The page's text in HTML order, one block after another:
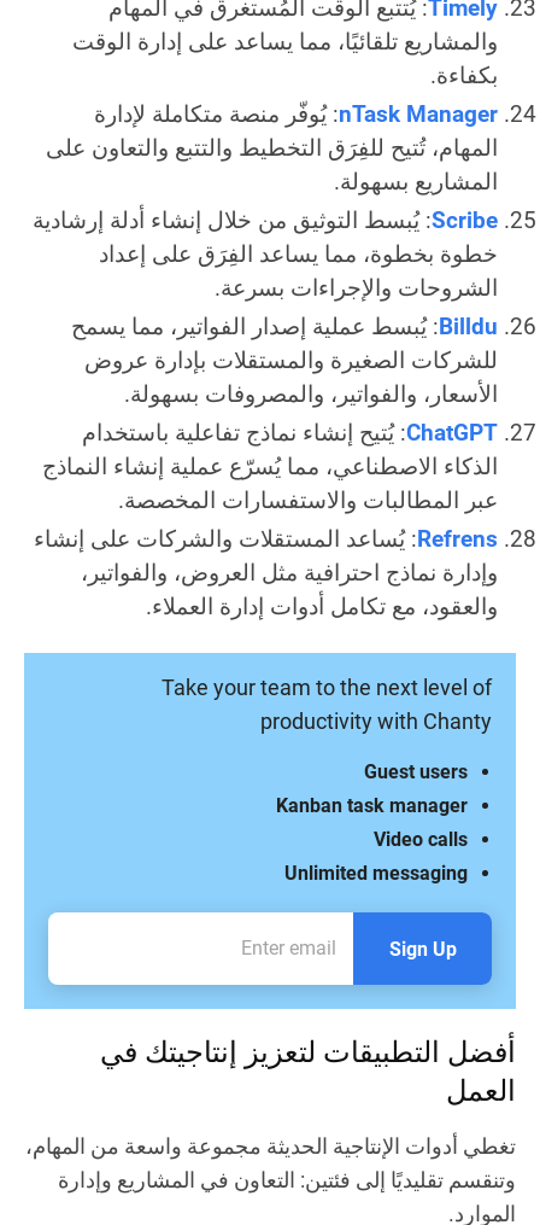
Timely: يُتتبع الوقت المُستغرق في المهام
والمشاريع تلقائيًا، مما يساعد على إدارة الوقت
بكفاءة.
nTask Manager: يُوفّر منصة متكاملة لإدارة
المهام، تُتيح للفِرَق التخطيط والتتبع والتعاون على
المشاريع بسهولة.
Scribe: يُبسط التوثيق من خلال إنشاء أدلة إرشادية
خطوة بخطوة، مما يساعد الفِرَق على إعداد
الشروحات والإجراءات بسرعة.
Billdu: يُبسط عملية إصدار الفواتير، مما يسمح
للشركات الصغيرة والمستقلات بإدارة عروض
الأسعار، والفواتير، والمصروفات بسهولة.
ChatGPT: يُتيح إنشاء نماذج تفاعلية باستخدام
الذكاء الاصطناعي، مما يُسرّع عملية إنشاء النماذج
عبر المطالبات والاستفسارات المخصصة.
Refrens: يُساعد المستقلات والشركات على إنشاء
وإدارة نماذج احترافية مثل العروض، والفواتير،
والعقود، مع تكامل أدوات إدارة العملاء.
Take your team to the next level of
productivity with Chanty
Unlimited messaging
Video calls
Kanban task manager
Guest users
Sign Up
أفضل التطبيقات لتعزيز إنتاجيتك في
العمل
تغطي أدوات الإنتاجية الحديثة مجموعة واسعة من المهام،
وتنقسم تقليديًا إلى فئتين: التعاون في المشاريع وإدارة
الموارد.